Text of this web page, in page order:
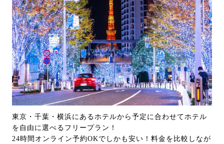
東京・千葉・横浜にあるホテルから予定に合わせてホテル
を自由に選べるフリープラン！
24時間オンライン予約OKでしかも安い！料金を比較しなが